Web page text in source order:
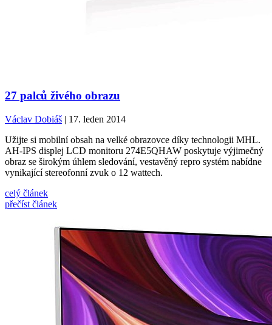
27 palců živého obrazu
Václav Dobiáš | 17. leden 2014
Užijte si mobilní obsah na velké obrazovce díky technologii MHL.
AH-IPS displej LCD monitoru 274E5QHAW poskytuje výjimečný
obraz se širokým úhlem sledování, vestavěný repro systém nabídne
vynikající stereofonní zvuk o 12 wattech.
celý článek
přečíst článek